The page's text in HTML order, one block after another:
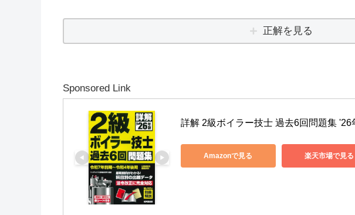
正解を見る
Sponsored Link
詳解 2級ボイラー技士 過去6回問題集 '26
Amazonで見る 楽天市場で見る